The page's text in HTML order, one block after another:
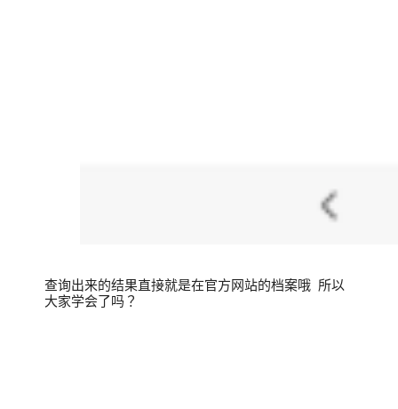
查询出来的结果直接就是在官方网站的档案哦  所以
大家学会了吗？